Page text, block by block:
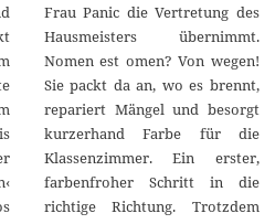
i
2
0
2
6
Frau Panic die Vertretung des
Hausmeisters übernimmt.
Nomen est omen? Von wegen!
Sie packt da an, wo es brennt,
repariert Mängel und besorgt
kurzerhand Farbe für die
Klassenzimmer. Ein erster,
farbenfroher Schritt in die
richtige Richtung. Trotzdem